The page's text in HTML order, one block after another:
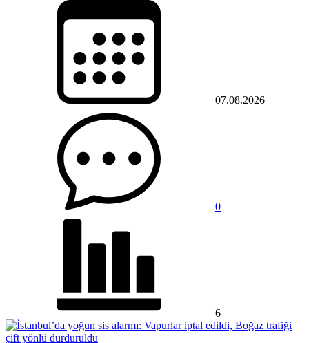
07.08.2026
0
6